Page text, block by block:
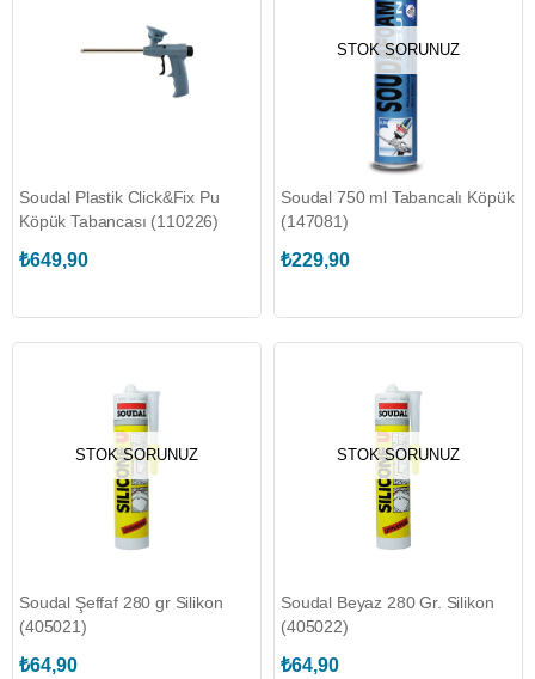
Soudal Plastik Click&Fix Pu
Köpük Tabancası (110226)
₺649,90
STOK SORUNUZ
Soudal 750 ml Tabancalı Köpük
(147081)
₺229,90
STOK SORUNUZ
Soudal Şeffaf 280 gr Silikon
(405021)
₺64,90
STOK SORUNUZ
Soudal Beyaz 280 Gr. Silikon
(405022)
₺64,90